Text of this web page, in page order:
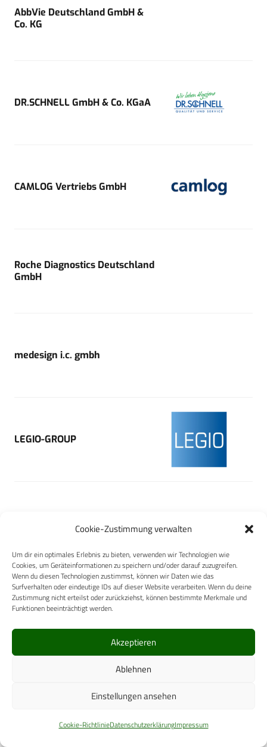
Cookie-Zustimmung verwalten
Um dir ein optimales Erlebnis zu bieten, verwenden wir Technologien wie
Cookies, um Geräteinformationen zu speichern und/oder darauf zuzugreifen.
Wenn du diesen Technologien zustimmst, können wir Daten wie das
Surfverhalten oder eindeutige IDs auf dieser Website verarbeiten. Wenn du deine
Zustimmung nicht erteilst oder zurückziehst, können bestimmte Merkmale und
Funktionen beeinträchtigt werden.
Akzeptieren
Ablehnen
Einstellungen ansehen
Cookie-RichtlinieDatenschutzerklärungImpressum
AbbVie Deutschland GmbH &
Co. KG
DR.SCHNELL GmbH & Co. KGaA
CAMLOG Vertriebs GmbH
Roche Diagnostics Deutschland
GmbH
medesign i.c. gmbh
LEGIO-GROUP
WILAmed GmbH
3B Scientific GmbH
BINZ Automotive GmbH